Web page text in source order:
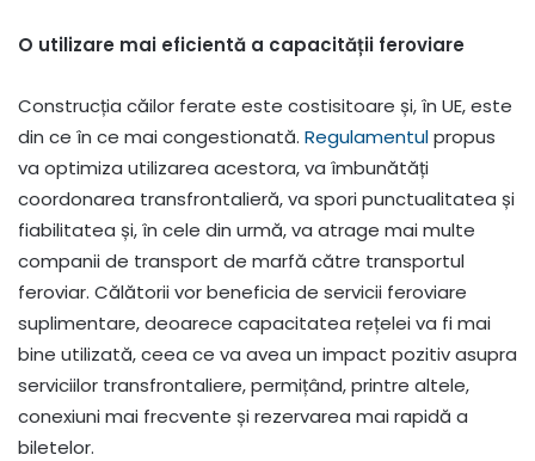
O utilizare mai eficientă a capacității feroviare
Construcția căilor ferate este costisitoare și, în UE, este
din ce în ce mai congestionată. Regulamentulpropus
va optimiza utilizarea acestora, va îmbunătăți
coordonarea transfrontalieră, va spori punctualitatea și
fiabilitatea și, în cele din urmă, va atrage mai multe
companii de transport de marfă către transportul
feroviar. Călătorii vor beneficia de servicii feroviare
suplimentare, deoarece capacitatea rețelei va fi mai
bine utilizată, ceea ce va avea un impact pozitiv asupra
serviciilor transfrontaliere, permițând, printre altele,
conexiuni mai frecvente și rezervarea mai rapidă a
biletelor.